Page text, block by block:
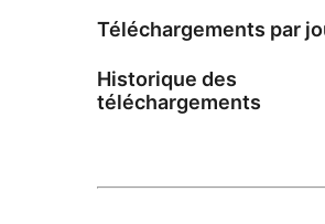
Téléchargements par
Historique des
téléchargements